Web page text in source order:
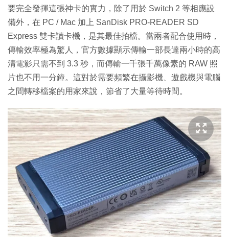
要完全發揮這張神卡的實力，除了用於 Switch 2 等相應設
備外，在 PC / Mac 加上 SanDisk PRO-READER SD
Express 雙卡讀卡機，是其最佳拍檔。當兩者配合使用時，
傳輸效率極為驚人，官方數據顯示傳輸一部長達兩小時的高
清電影只需不到 3.3 秒，而傳輸一千張千萬像素的 RAW 照
片也不用一分鐘。這對於需要頻繁在攝影機、遊戲機與電腦
之間轉移檔案的用家來說，節省了大量等待時間。